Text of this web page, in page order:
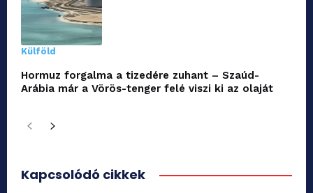
Külföld
Hormuz forgalma a tizedére zuhant – Szaúd-
Arábia már a Vörös-tenger felé viszi ki az olaját
Kapcsolódó cikkek